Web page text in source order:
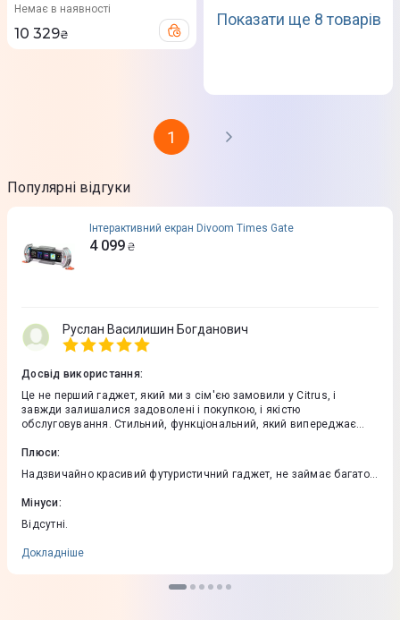
Немає в наявності
10 329₴
Показати ще 8 товарів
1
Популярні відгуки
Інтерактивний екран Divoom Times Gate
4 099 ₴
Руслан Василишин Богданович
Досвід використання:
Це не перший гаджет, який ми з сім'єю замовили у Citrus, і
завжди залишалися задоволені і покупкою, і якістю
обслуговування. Стильний, функціональний, який випереджає
Плюси:
Надзвичайно красивий футуристичний гаджет, не займає багато
Мінуси:
Відсутні.
Докладніше